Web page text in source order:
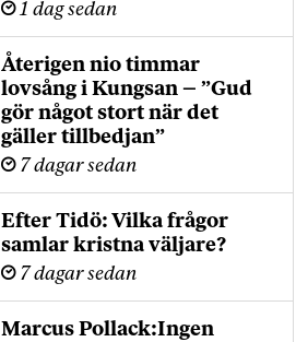
1 dag sedan
Återigen nio timmar
lovsång i Kungsan – ”Gud
gör något stort när det
gäller tillbedjan”
7 dagar sedan
Efter Tidö: Vilka frågor
samlar kristna väljare?
7 dagar sedan
Marcus Pollack:Ingen